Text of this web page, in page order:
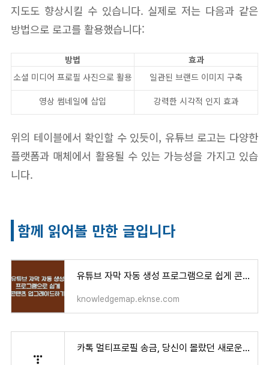
지도도 향상시킬 수 있습니다. 실제로 저는 다음과 같은
방법으로 로고를 활용했습니다:
방법
효과
소셜 미디어 프로필 사진으로 활용
일관된 브랜드 이미지 구축
영상 썸네일에 삽입
강력한 시각적 인지 효과
위의 테이블에서 확인할 수 있듯이, 유튜브 로고는 다양한
플랫폼과 매체에서 활용될 수 있는 가능성을 가지고 있습
니다.
함께 읽어볼 만한 글입니다
유튜브 자막 자동 생성 프로그램으로 쉽게 콘텐츠 업그레이드하기
knowledgemap.eknse.com
카톡 멀티프로필 송금, 당신이 몰랐던 새로운 방법